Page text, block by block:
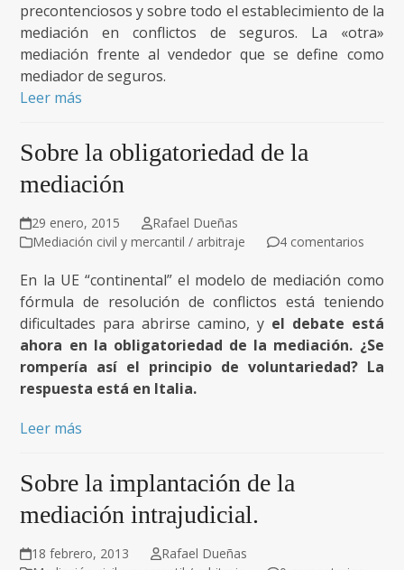
precontenciosos y sobre todo el establecimiento de la
mediación en conflictos de seguros. La «otra»
mediación frente al vendedor que se define como
mediador de seguros.
Leer más
Sobre la obligatoriedad de la
mediación
29 enero, 2015
Rafael Dueñas
Mediación civil y mercantil / arbitraje
4 comentarios
En la UE “continental” el modelo de mediación como
fórmula de resolución de conflictos está teniendo
dificultades para abrirse camino, y el debate está
ahora en la obligatoriedad de la mediación. ¿Se
rompería así el principio de voluntariedad? La
respuesta está en Italia.
Leer más
Sobre la implantación de la
mediación intrajudicial.
18 febrero, 2013
Rafael Dueñas